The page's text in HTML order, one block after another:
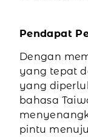
Pendapat
Dengan
yang tepat
yang
bahasa
pintu